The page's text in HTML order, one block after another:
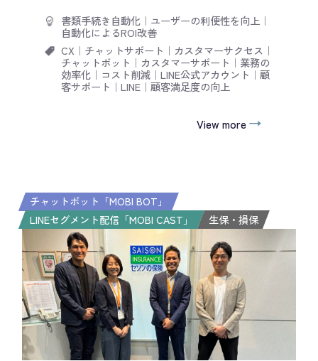
書類手続き自動化｜ ユーザーの利便性を向上 ｜
自動化によるROI改善
CX ｜ チャットサポート ｜ カスタマーサクセス ｜
チャットボット ｜ カスタマーサポート ｜ 業務の
効率化｜ コスト削減｜ LINE公式アカウント ｜ 顧
客サポート ｜ LINE｜ 顧客満足度の向上
View more
チャットボット「MOBI BOT」
LINEセグメント配信「MOBI CAST」
生保・損保